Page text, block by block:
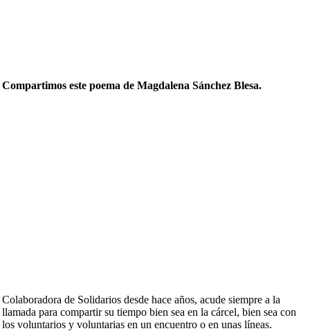
Compartimos este poema de Magdalena Sánchez Blesa.
Colaboradora de Solidarios desde hace años, acude siempre a la
llamada para compartir su tiempo bien sea en la cárcel, bien sea con
los voluntarios y voluntarias en un encuentro o en unas líneas.